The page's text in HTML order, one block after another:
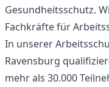
Gesundheitsschutz.
Fachkräfte für
In unserer
Ravensburg
mehr als 30.000